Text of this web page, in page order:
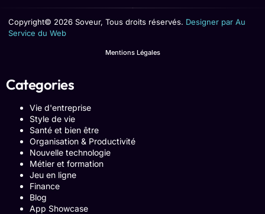
Copyright© 2026 Soveur, Tous droits réservés. Designer par Au
Service du Web
Mentions Légales
Categories
Vie d'entreprise
Style de vie
Santé et bien être
Organisation & Productivité
Nouvelle technologie
Métier et formation
Jeu en ligne
Finance
Blog
App Showcase